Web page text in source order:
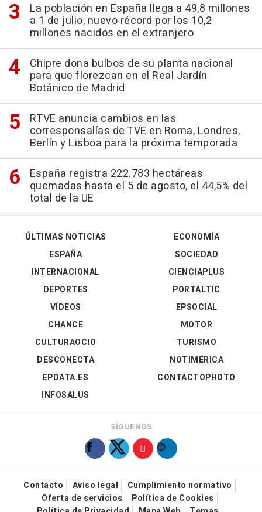
La población en España llega a 49,8 millones
a 1 de julio, nuevo récord por los 10,2
millones nacidos en el extranjero
Chipre dona bulbos de su planta nacional
para que florezcan en el Real Jardín
Botánico de Madrid
RTVE anuncia cambios en las
corresponsalías de TVE en Roma, Londres,
Berlín y Lisboa para la próxima temporada
España registra 222.783 hectáreas
quemadas hasta el 5 de agosto, el 44,5% del
total de la UE
ÚLTIMAS NOTICIAS
ESPAÑA
INTERNACIONAL
DEPORTES
VÍDEOS
ECONOMÍA
SOCIEDAD
CIENCIAPLUS
PORTALTIC
EPSOCIAL
CHANCE
CULTURAOCIO
DESCONECTA
EPDATA.ES
INFOSALUS
MOTOR
TURISMO
NOTIMÉRICA
CONTACTOPHOTO
SÍGUENOS
Contacto Aviso legal
Cumplimiento normativo
Oferta de servicios
Política de Cookies